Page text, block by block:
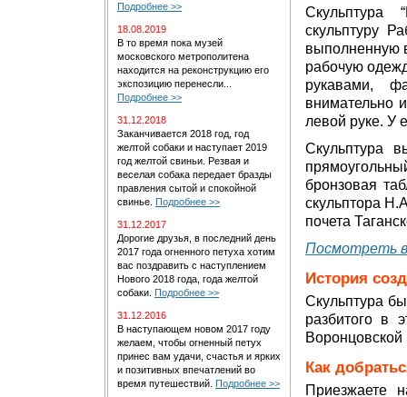
Подробнее >>
18.08.2019
В то время пока музей
московского метрополитена
находится на реконструкцию его
экспозицию перенесли...
Подробнее >>
31.12.2018
Заканчивается 2018 год, год
желтой собаки и наступает 2019
год желтой свиньи. Резвая и
веселая собака передает бразды
правления сытой и спокойной
свинье. Подробнее >>
31.12.2017
Дорогие друзья, в последний день
2017 года огненного петуха хотим
вас поздравить с наступлением
Нового 2018 года, года желтой
собаки. Подробнее >>
31.12.2016
В наступающем новом 2017 году
желаем, чтобы огненный петух
принес вам удачи, счастья и ярких
и позитивных впечатлений во
время путешествий. Подробнее >>
Скульптура
скульптуру
выполненную
рабочую
рукавами,
внимательно
левой руке. У
Скульптура
бронзовая
скульптора
почета
Посмотреть
История
Скульптура
разбитого в
Как
Приезжаете